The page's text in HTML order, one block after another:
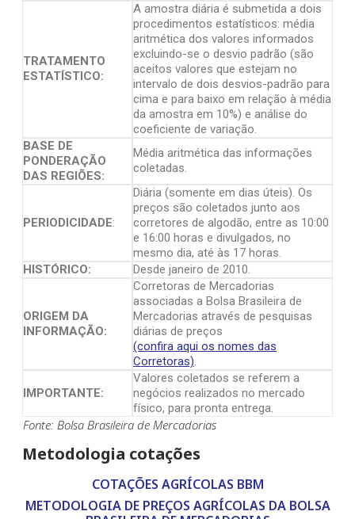
TRATAMENTO
ESTATÍSTICO:
A amostra diária é submetida a dois
procedimentos estatísticos: média
aritmética dos valores informados
excluindo-se o desvio padrão (são
aceitos valores que estejam no
intervalo de dois desvios-padrão para
cima e para baixo em relação à média
da amostra em 10%) e análise do
coeficiente de variação.
BASE DE
PONDERAÇÃO
DAS REGIÕES:
Média aritmética das informações
coletadas.
PERIODICIDADE:
Diária (somente em dias úteis). Os
preços são coletados junto aos
corretores de algodão, entre as 10:00
e 16:00 horas e divulgados, no
mesmo dia, até às 17 horas.
HISTÓRICO:
Desde janeiro de 2010.
ORIGEM DA
INFORMAÇÃO:
Corretoras de Mercadorias
associadas a Bolsa Brasileira de
Mercadorias através de pesquisas
diárias de preços
(confira aqui os nomes das
Corretoras).
IMPORTANTE:
Valores coletados se referem a
negócios realizados no mercado
físico, para pronta entrega.
Fonte: Bolsa Brasileira de Mercadorias
Metodologia cotações
COTAÇÕES AGRÍCOLAS BBM
METODOLOGIA DE PREÇOS AGRÍCOLAS DA BOLSA